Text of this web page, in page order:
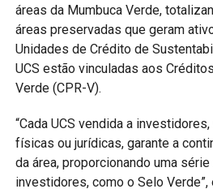
áreas da Mumbuca Verde,
áreas preservadas que geram
Unidades de Crédito de
UCS estão vinculadas aos
Verde (CPR-V).
“Cada UCS vendida a
físicas ou jurídicas, garante a
da área, proporcionando uma
investidores, como o Selo